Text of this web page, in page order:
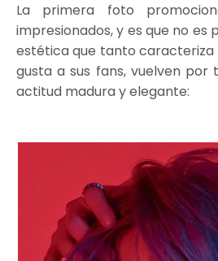
La primera foto
impresionados, y es que no es
estética que tanto caracteriza
gusta a sus fans, vuelven
actitud madura y elegante: